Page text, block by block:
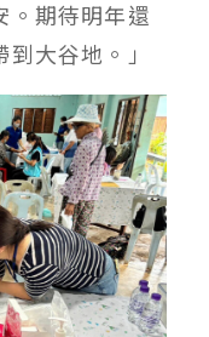
。期待明年還
大谷地。」